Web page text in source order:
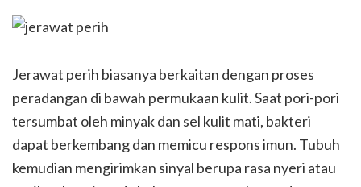
Jerawat perih biasanya berkaitan dengan proses
peradangan di bawah permukaan kulit. Saat pori-pori
tersumbat oleh minyak dan sel kulit mati, bakteri
dapat berkembang dan memicu respons imun. Tubuh
kemudian mengirimkan sinyal berupa rasa nyeri atau